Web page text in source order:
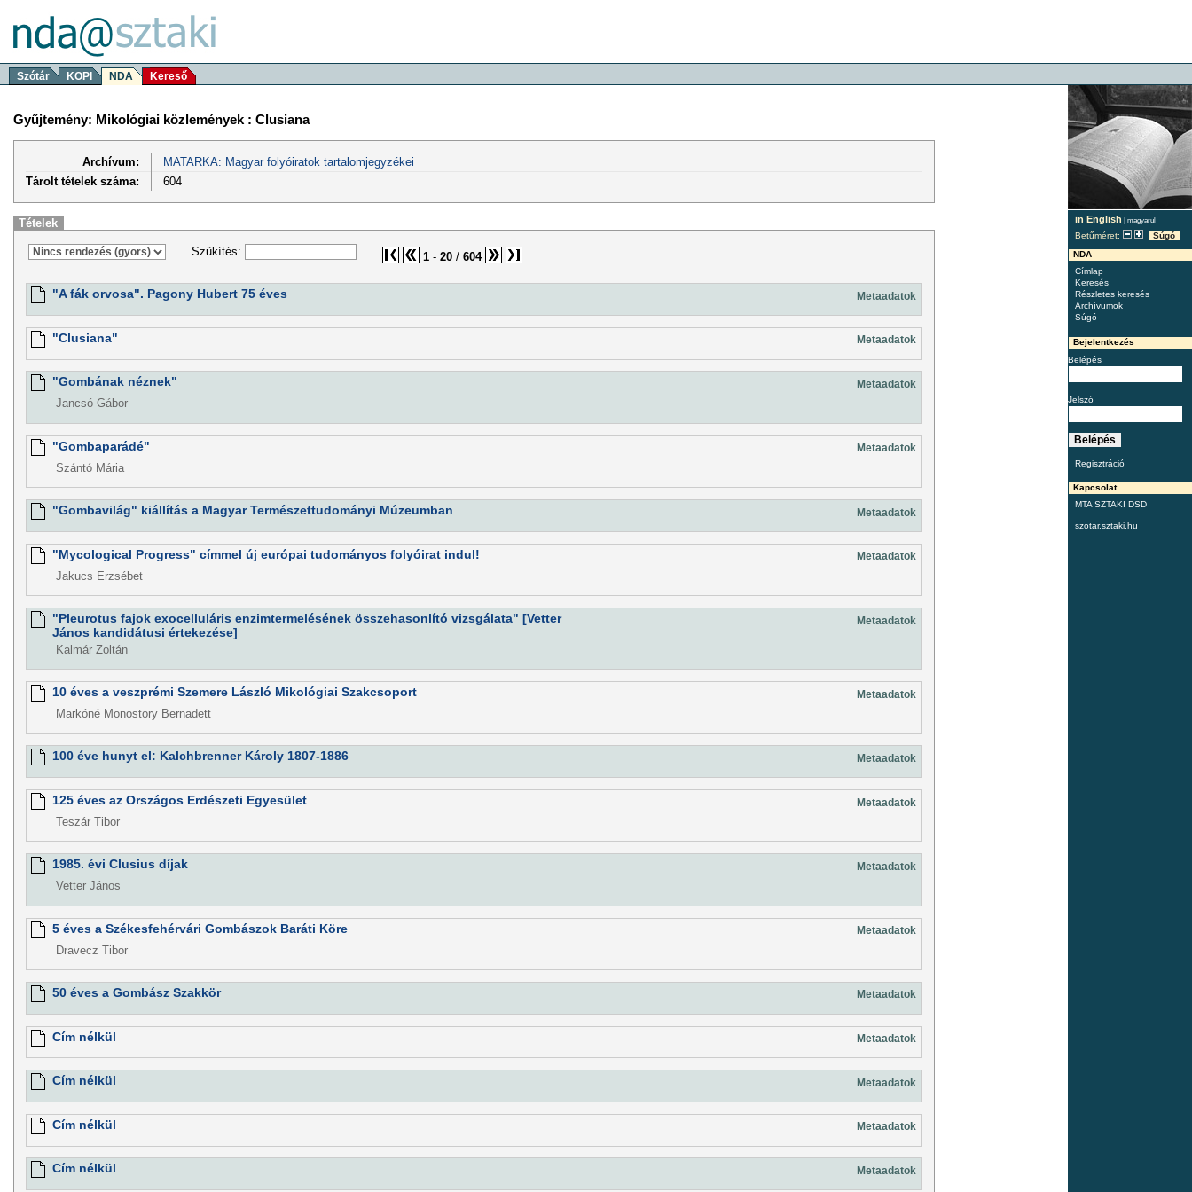
Szótár KOPI NDA Kereső
in English | magyarul
Betűméret:
Súgó
NDA
Címlap
Keresés
Részletes keresés
Archívumok
Súgó
Bejelentkezés
Belépés
Jelszó
Regisztráció
Kapcsolat
MTA SZTAKI DSD
szotar.sztaki.hu
Gyűjtemény: Mikológiai közlemények : Clusiana
Archívum:
MATARKA: Magyar folyóiratok tartalomjegyzékei
Tárolt tételek száma:
604
Tételek
Szűkítés: 1- 20/ 604
"A fák orvosa". Pagony Hubert 75 éves Metaadatok
"Clusiana" Metaadatok
"Gombának néznek" Metaadatok
Jancsó Gábor
"Gombaparádé" Metaadatok
Szántó Mária
"Gombavilág" kiállítás a Magyar Természettudományi Múzeumban Metaadatok
"Mycological Progress" címmel új európai tudományos folyóirat indul! Metaadatok
Jakucs Erzsébet
"Pleurotus fajok exocelluláris enzimtermelésének összehasonlító vizsgálata" [Vetter
János kandidátusi értekezése]
Metaadatok
Kalmár Zoltán
10 éves a veszprémi Szemere László Mikológiai Szakcsoport Metaadatok
Markóné Monostory Bernadett
100 éve hunyt el: Kalchbrenner Károly 1807-1886 Metaadatok
125 éves az Országos Erdészeti Egyesület Metaadatok
Teszár Tibor
1985. évi Clusius díjak Metaadatok
Vetter János
5 éves a Székesfehérvári Gombászok Baráti Köre Metaadatok
Dravecz Tibor
50 éves a Gombász Szakkör Metaadatok
Cím nélkül Metaadatok
Cím nélkül Metaadatok
Cím nélkül Metaadatok
Cím nélkül Metaadatok